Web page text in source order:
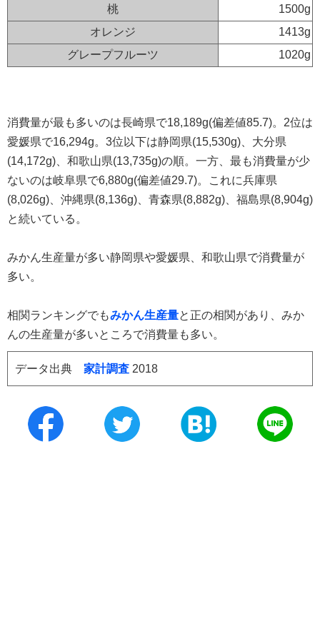
桃
1500g
オレンジ
1413g
グレープフルーツ
1020g
消費量が最も多いのは長崎県で18,189g(偏差値85.7)。2位は
愛媛県で16,294g。3位以下は静岡県(15,530g)、大分県
(14,172g)、和歌山県(13,735g)の順。一方、最も消費量が少
ないのは岐阜県で6,880g(偏差値29.7)。これに兵庫県
(8,026g)、沖縄県(8,136g)、青森県(8,882g)、福島県(8,904g)
と続いている。
みかん生産量が多い静岡県や愛媛県、和歌山県で消費量が
多い。
相関ランキングでもみかん生産量と正の相関があり、みか
んの生産量が多いところで消費量も多い。
データ出典 家計調査 2018